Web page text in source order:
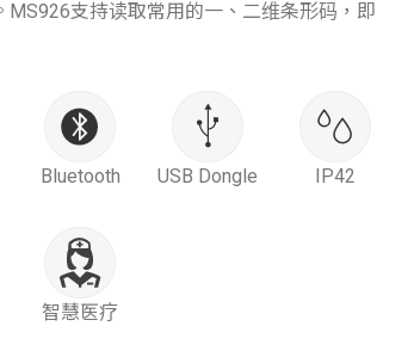
支持读取常用的一、二维条形码，即
Bluetooth USB Dongle IP42
智慧医疗